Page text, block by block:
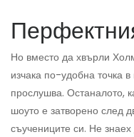
Но вместо да хвърли
изчака по-удобна точка
прослушва. Останалото,
шоуто е затворено след
съучениците си. Не